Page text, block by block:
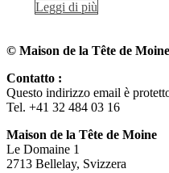
Leggi di più
© Maison de la Tête de Moine
Contatto :
Questo indirizzo email è
Tel. +41 32 484 03 16
Maison de la Tête de Moine
Le Domaine 1
2713 Bellelay, Svizzera